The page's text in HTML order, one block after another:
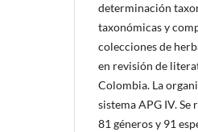
determinación
taxonómicas y
colecciones de
en revisión de
Colombia. La
sistema APG IV.
81 géneros y 91